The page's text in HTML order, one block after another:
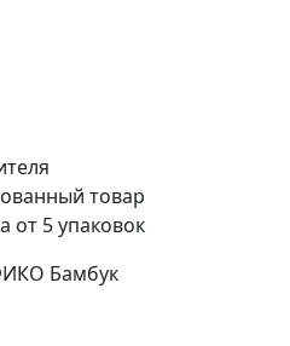
товар
от 5 упаковок
Бамбук